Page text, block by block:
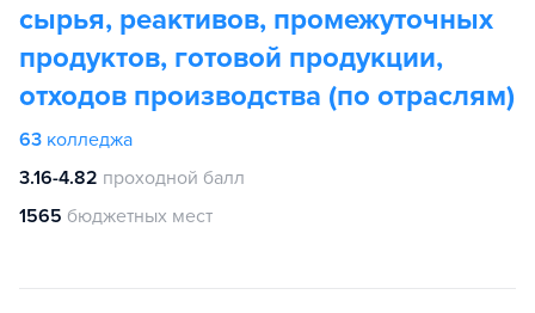
сырья, реактивов, промежуточных
продуктов, готовой продукции,
отходов производства (по отраслям)
63 колледжа
3.16-4.82 проходной балл
1565 бюджетных мест